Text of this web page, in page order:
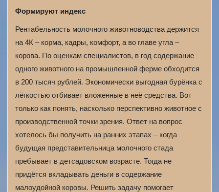
Формируют индекс
Рентабельность молочного животноводства держится
на 4К – корма, кадры, комфорт, а во главе угла –
корова. По оценкам специалистов, в год содержание
одного животного на промышленной ферме обходится
в 200 тысяч рублей. Экономически выгодная бурёнка с
лёгкостью отбивает вложенные в неё средства. Вот
только как понять, насколько перспективно животное с
производственной точки зрения. Ответ на вопрос
хотелось бы получить на ранних этапах – когда
будущая представительница молочного стада
пребывает в детсадовском возрасте. Тогда не
придётся вкладывать деньги в содержание
малоудойной коровы. Решить задачу помогает